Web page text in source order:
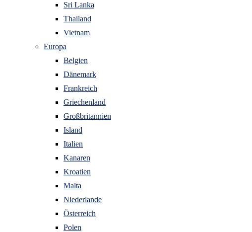
Sri Lanka
Thailand
Vietnam
Europa
Belgien
Dänemark
Frankreich
Griechenland
Großbritannien
Island
Italien
Kanaren
Kroatien
Malta
Niederlande
Österreich
Polen